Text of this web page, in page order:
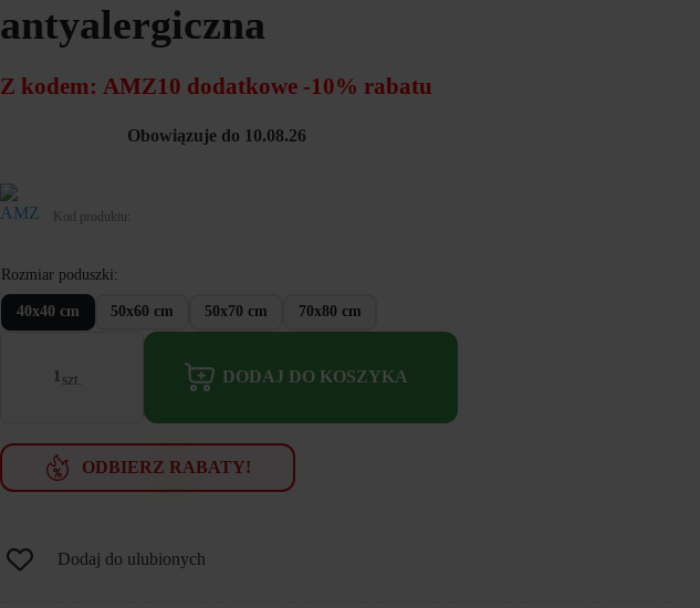
antyalergiczna
Z kodem:AMZ10 dodatkowe -10% rabatu
Obowiązuje do 10.08.26
Kod produktu:
Rozmiar poduszki
40x40 cm 50x60 cm 50x70 cm 70x80 cm
ilość
gładka
antyalergiczna
DODAJ DO KOSZYKA
ODBIERZ RABATY!
Dodaj do ulubionych